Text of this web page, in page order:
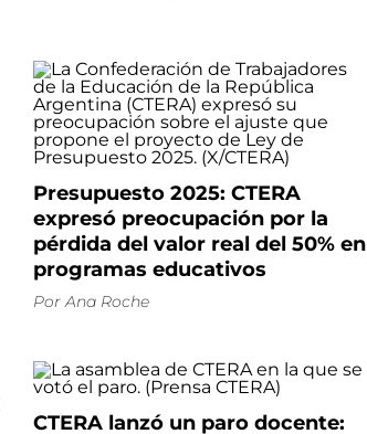
Presupuesto 2025: CTERA
expresó preocupación por la
pérdida del valor real del 50% en
programas educativos
Por Ana Roche
CTERA lanzó un paro docente: